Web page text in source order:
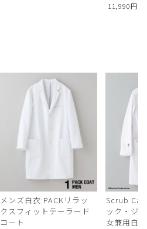
11,990円
メンズ白衣:PACKリラッ
クスフィットテーラード
コート
Scrub
ック・ジ
女兼用白